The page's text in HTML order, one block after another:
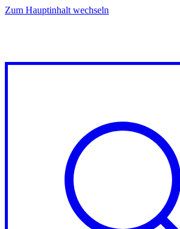
Zum Hauptinhalt wechseln